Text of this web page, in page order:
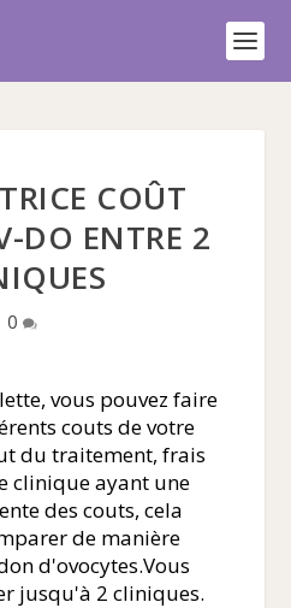
COÛT
DO ENTRE 2
0
vous pouvez faire
couts de votre
du traitement, frais
clinique ayant une
des couts, cela
de manière
d'ovocytes.Vous
jusqu'à 2 cliniques.